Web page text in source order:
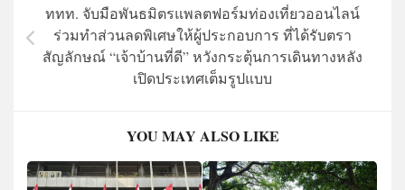
ททท. จับมือพันธมิตรแพลตฟอร์มท่องเที่ยวออนไลน์
ร่วมทำส่วนลดพิเศษให้ผู้ประกอบการ ที่ได้รับตรา
สัญลักษณ์ “เจ้าบ้านที่ดี” หวังกระตุ้นการเดินทางหลัง
เปิดประเทศเต็มรูปแบบ
YOU MAY ALSO LIKE